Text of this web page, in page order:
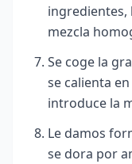
ingredientes,
mezcla
Se coge la
se calienta
introduce la
Le damos
se dora por